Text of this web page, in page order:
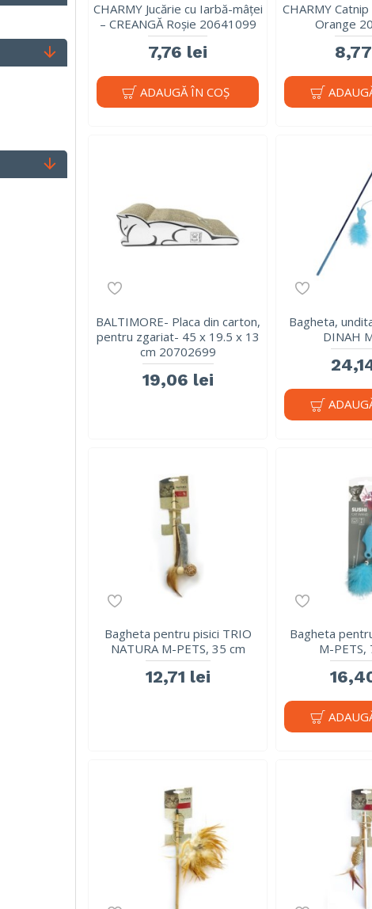
CHARMY Jucărie cu Iarbă-mâței
– CREANGĂ Roșie 20641099
7,76 lei
ADAUGĂ ÎN COŞ
CHARMY
Orange
BALTIMORE- Placa din carton,
pentru zgariat- 45 x 19.5 x 13
cm 20702699
19,06 lei
Bagheta,
DINAH
Bagheta pentru pisici TRIO
NATURA M-PETS, 35 cm
12,71 lei
Bagheta
M-PETS,